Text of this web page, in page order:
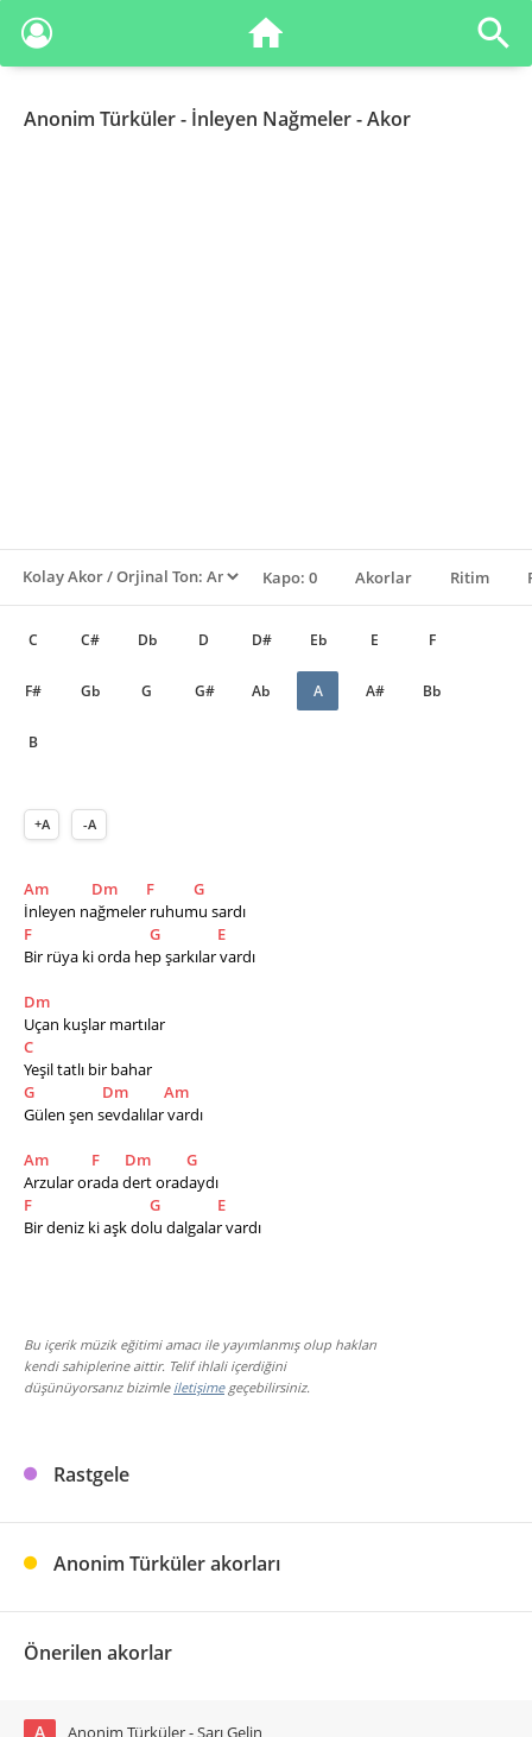
Anonim Türküler- İnleyen Nağmeler - Akor
Kapo: 0 Akorlar Ritim
C C# Db D D# Eb E F
F# Gb G G# Ab A A# Bb
B
+A -A
Am Dm F
G
İnleyen nağmeler ruhumu sardı
F
G
E
Bir rüya ki orda hep şarkılar vardı
Dm
Uçan kuşlar martılar
C
Yeşil tatlı bir bahar
G
Dm
Am
Gülen şen sevdalılar vardı
Am F Dm
G
Arzular orada dert oradaydı
F
G
E
Bir deniz ki aşk dolu dalgalar vardı
Bu içerik müzik eğitimi amacı ile yayımlanmış olup hakları
kendi sahiplerine aittir. Telif ihlali içerdiğini
düşünüyorsanız bizimle iletişimegeçebilirsiniz.
Rastgele
Anonim Türküler akorları
Önerilen akorlar
A Anonim Türküler - Sarı Gelin